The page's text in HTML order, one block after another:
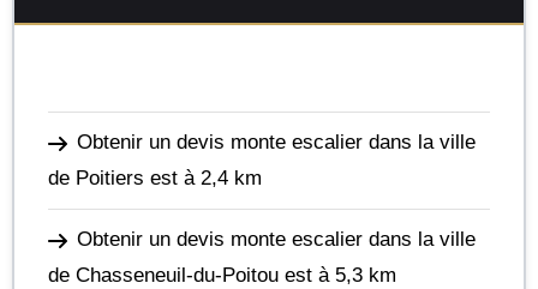
Obtenir un devis monte escalier dans la ville
de Poitiers est à 2,4 km
Obtenir un devis monte escalier dans la ville
de Chasseneuil-du-Poitou est à 5,3 km